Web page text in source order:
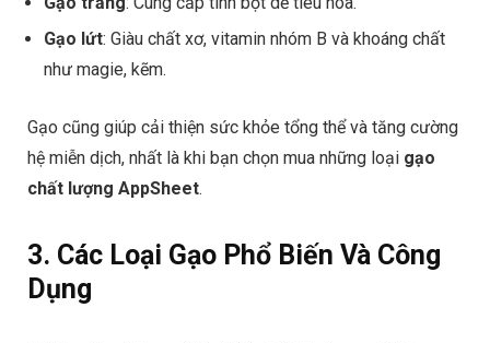
Gạo lứt: Giàu chất xơ, vitamin nhóm B và khoáng chất
như magie, kẽm.
Gạo cũng giúp cải thiện sức khỏe tổng thể và tăng cường
hệ miễn dịch, nhất là khi bạn chọn mua những loại gạo
chất lượng AppSheet.
3. Các Loại Gạo Phổ Biến Và Công
Dụng